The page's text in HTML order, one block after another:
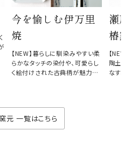
今を愉しむ伊万里
焼
【NEW】暮らしに馴染みやすい柔
らかなタッチの染付や、可愛らし
く絵付けされた古典柄が魅力の
瀬
椿窯
【
陶土と
なす、
元 一覧はこちら